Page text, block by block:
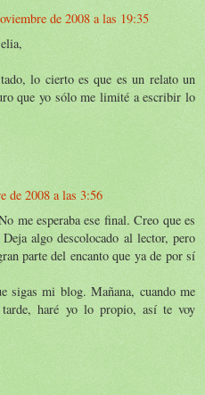
de 2008 a las 19:35
lo cierto es que es un relato un
que yo sólo me limité a escribir lo
de 2008 a las 3:56
me esperaba ese final. Creo que es
algo descolocado al lector, pero
parte del encanto que ya de por sí
sigas mi blog. Mañana, cuando me
haré yo lo propio, así te voy